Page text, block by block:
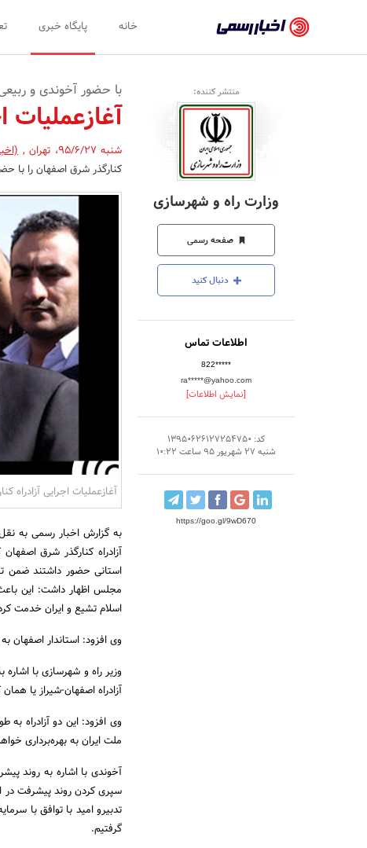
رسمی
-
اخبار
تایید
شده
شرکت‌ها،
سازمان‌ها
و
روابط
عمومی‌ها
خانه پایگاه خبری
منتشر کننده:
وزارت راه و شهرسازی
صفحه رسمی
دنبال کنید
اطلاعات تماس
822*****
ra*****@yahoo.com
[نمایش اطلاعات]
کد: 13950626127254750
شنبه 27 شهریور 95 ساعت 10:22
https://goo.gl/9wD670
با حضور آخوندی و
آغازعملیات
شنبه 95/6/27 ، تهران ,
کنارگذر شرق اصفهان را با
آغازعملیات اجرایی آزادراه
به گزارش اخبار رسمی به
آزادراه کنارگذر شرق
استانی حضور داشتند ضمن
مجلس اظهار داشت: این
اسلام تشیع و ایران خدمت
وی افزود: استاندار اصفهان
وزیر راه و شهرسازی با
آزادراه اصفهان-شیراز یا همان کریدور
ملت ایران به بهره‌برداری
تدبیرو امید با توافق با
گرفتیم.